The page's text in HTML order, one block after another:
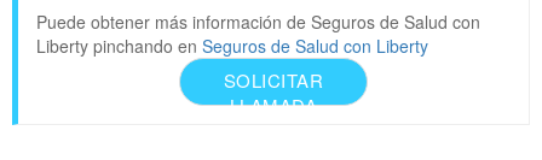
Puede obtener más información de Seguros de Salud con
Liberty pinchando en Seguros de Salud con Liberty
SOLICITAR
LLAMADA